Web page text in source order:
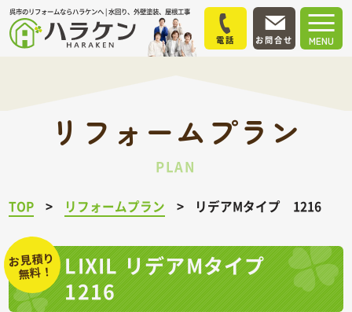
呉市のリフォームならハラケンへ | 水回り、外壁塗装、屋根工事
MENU
電話 お問合せ
リフォームプラン
PLAN
TOP リフォームプラン リデアMタイプ 1216
お見積り
無料！
LIXIL リデアMタイプ
1216